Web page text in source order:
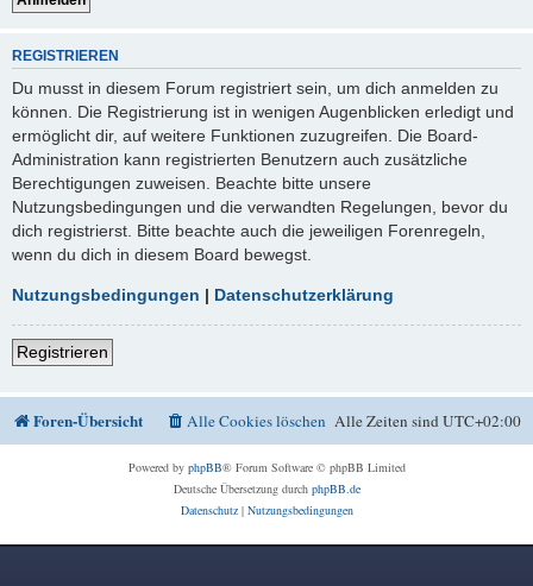
REGISTRIEREN
Du musst in diesem Forum registriert sein, um dich anmelden zu
können. Die Registrierung ist in wenigen Augenblicken erledigt und
ermöglicht dir, auf weitere Funktionen zuzugreifen. Die Board-
Administration kann registrierten Benutzern auch zusätzliche
Berechtigungen zuweisen. Beachte bitte unsere
Nutzungsbedingungen und die verwandten Regelungen, bevor du
dich registrierst. Bitte beachte auch die jeweiligen Forenregeln,
wenn du dich in diesem Board bewegst.
Nutzungsbedingungen | Datenschutzerklärung
Registrieren
Foren-Übersicht Alle Zeiten sindUTC+02:00
Alle Cookies löschen
Powered by phpBB® Forum Software © phpBB Limited
Deutsche Übersetzung durch phpBB.de
Datenschutz| Nutzungsbedingungen